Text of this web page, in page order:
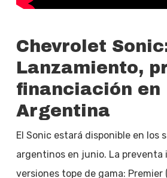
Chevrolet
Lanzamiento,
financiación en
Argentina
El Sonic estará disponible en los
argentinos en junio. La preventa
versiones tope de gama: Premier